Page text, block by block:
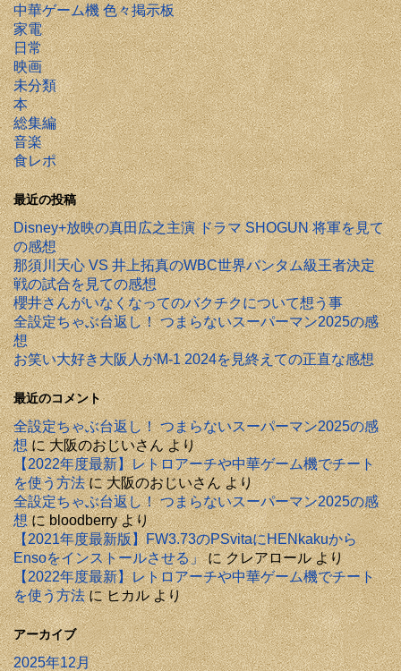
中華ゲーム機 色々掲示板
家電
日常
映画
未分類
本
総集編
音楽
食レポ
最近の投稿
Disney+放映の真田広之主演 ドラマ SHOGUN 将軍を見て
の感想
那須川天心 VS 井上拓真のWBC世界バンタム級王者決定
戦の試合を見ての感想
櫻井さんがいなくなってのバクチクについて想う事
全設定ちゃぶ台返し！ つまらないスーパーマン2025の感
想
お笑い大好き大阪人がM-1 2024を見終えての正直な感想
最近のコメント
全設定ちゃぶ台返し！ つまらないスーパーマン2025の感
想に大阪のおじいさんより
【2022年度最新】レトロアーチや中華ゲーム機でチート
を使う方法に大阪のおじいさんより
全設定ちゃぶ台返し！ つまらないスーパーマン2025の感
想にbloodberryより
【2021年度最新版】FW3.73のPSvitaにHENkakuから
Ensoをインストールさせる」にクレアロールより
【2022年度最新】レトロアーチや中華ゲーム機でチート
を使う方法にヒカルより
アーカイブ
2025年12月